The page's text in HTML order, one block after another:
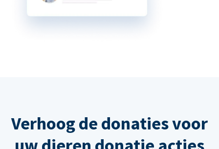
Verhoog de donaties voor